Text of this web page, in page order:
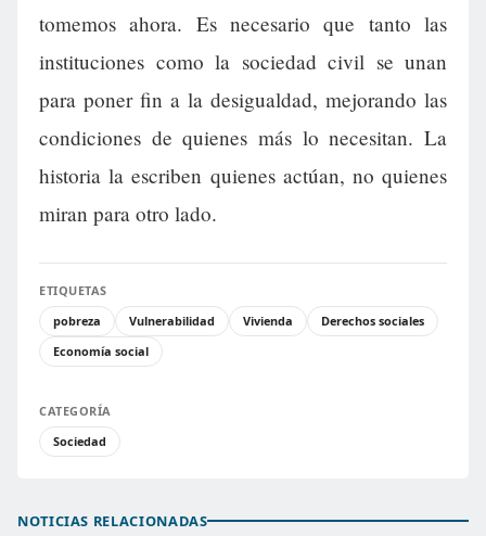
tomemos ahora. Es necesario que tanto las
instituciones como la sociedad civil se unan
para poner fin a la desigualdad, mejorando las
condiciones de quienes más lo necesitan. La
historia la escriben quienes actúan, no quienes
miran para otro lado.
ETIQUETAS
pobreza
Vulnerabilidad Vivienda
Derechos sociales
Economía social
CATEGORÍA
Sociedad
NOTICIAS RELACIONADAS